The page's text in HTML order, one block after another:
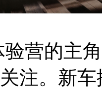
营的主角
注。新